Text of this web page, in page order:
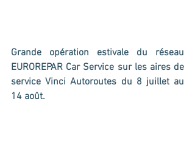
Grande opération estivale du réseau
EUROREPAR Car Service sur les aires de
service Vinci Autoroutes du 8 juillet au
14 août.